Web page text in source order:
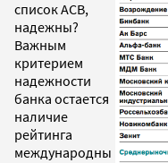
список АСВ,
надежны?
Важным
критерием
надежности
банка остается
наличие
рейтинга
международны